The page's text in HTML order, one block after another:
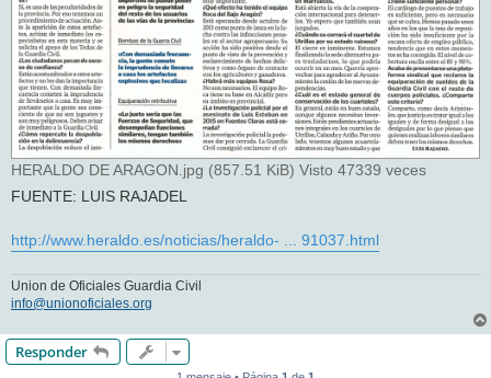
HERALDO DE ARAGON.jpg (857.51 KiB) Visto 47339 veces
FUENTE: LUIS RAJADEL
http://www.heraldo.es/noticias/heraldo- ... 91037.html
Union de Oficiales Guardia Civil
info@unionoficiales.org
Responder